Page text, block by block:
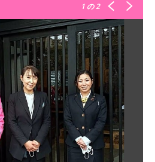
1 の 2